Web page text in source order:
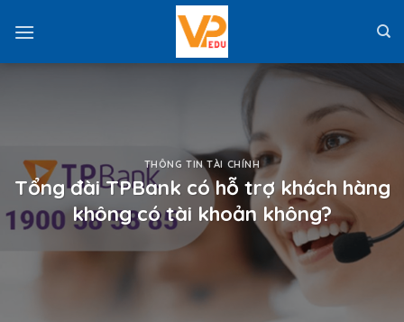
THÔNG TIN TÀI CHÍNH
Tổng đài TPBank có hỗ trợ khách hàng
không có tài khoản không?